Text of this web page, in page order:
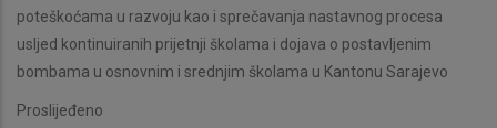
poteškoćama u razvoju kao i sprečavanja nastavnog procesa
usljed kontinuiranih prijetnji školama i dojava o postavljenim
bombama u osnovnim i srednjim školama u Kantonu Sarajevo
Proslijeđeno